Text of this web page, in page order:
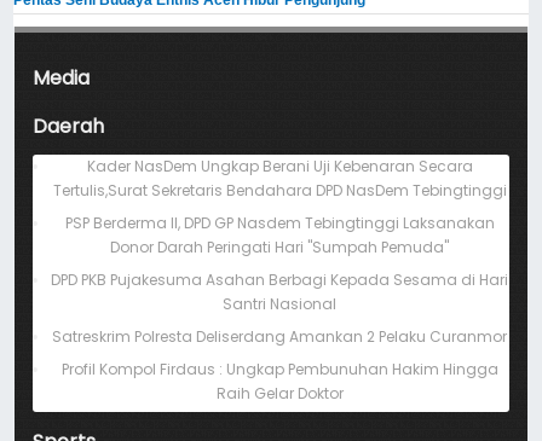
Media
Daerah
Kader NasDem Ungkap Berani Uji Kebenaran Secara
Tertulis,Surat Sekretaris Bendahara DPD NasDem Tebingtinggi
PSP Berderma II, DPD GP Nasdem Tebingtinggi Laksanakan
Donor Darah Peringati Hari "Sumpah Pemuda"
DPD PKB Pujakesuma Asahan Berbagi Kepada Sesama di Hari
Santri Nasional
Satreskrim Polresta Deliserdang Amankan 2 Pelaku Curanmor
Profil Kompol Firdaus : Ungkap Pembunuhan Hakim Hingga
Raih Gelar Doktor